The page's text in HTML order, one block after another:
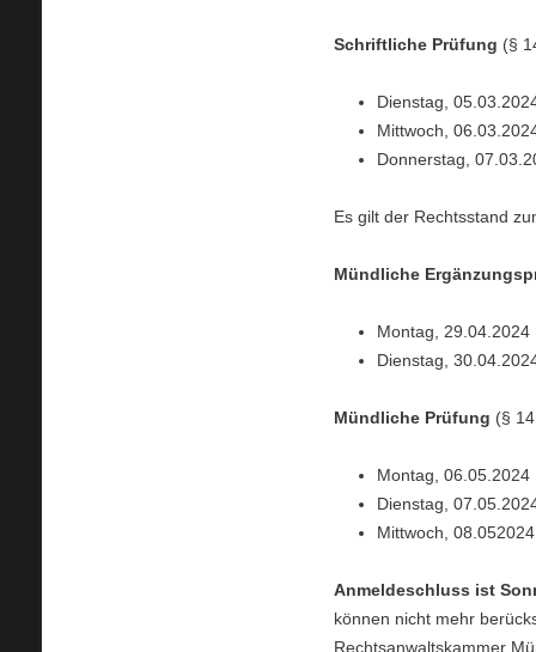
Schriftliche Prüfung (§
Dienstag,
Mittwoch,
Donnerstag,
Es gilt der Rechtsstand
Mündliche
Montag, 29.04.2024
Dienstag,
Mündliche Prüfung (§
Montag, 06.05.2024
Dienstag,
Mittwoch, 08.052024
Anmeldeschluss ist
können nicht mehr
Rechtsanwaltskammer